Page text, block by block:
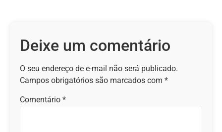
Deixe um comentário
O seu endereço de e-mail não será publicado.
Campos obrigatórios são marcados com *
Comentário *